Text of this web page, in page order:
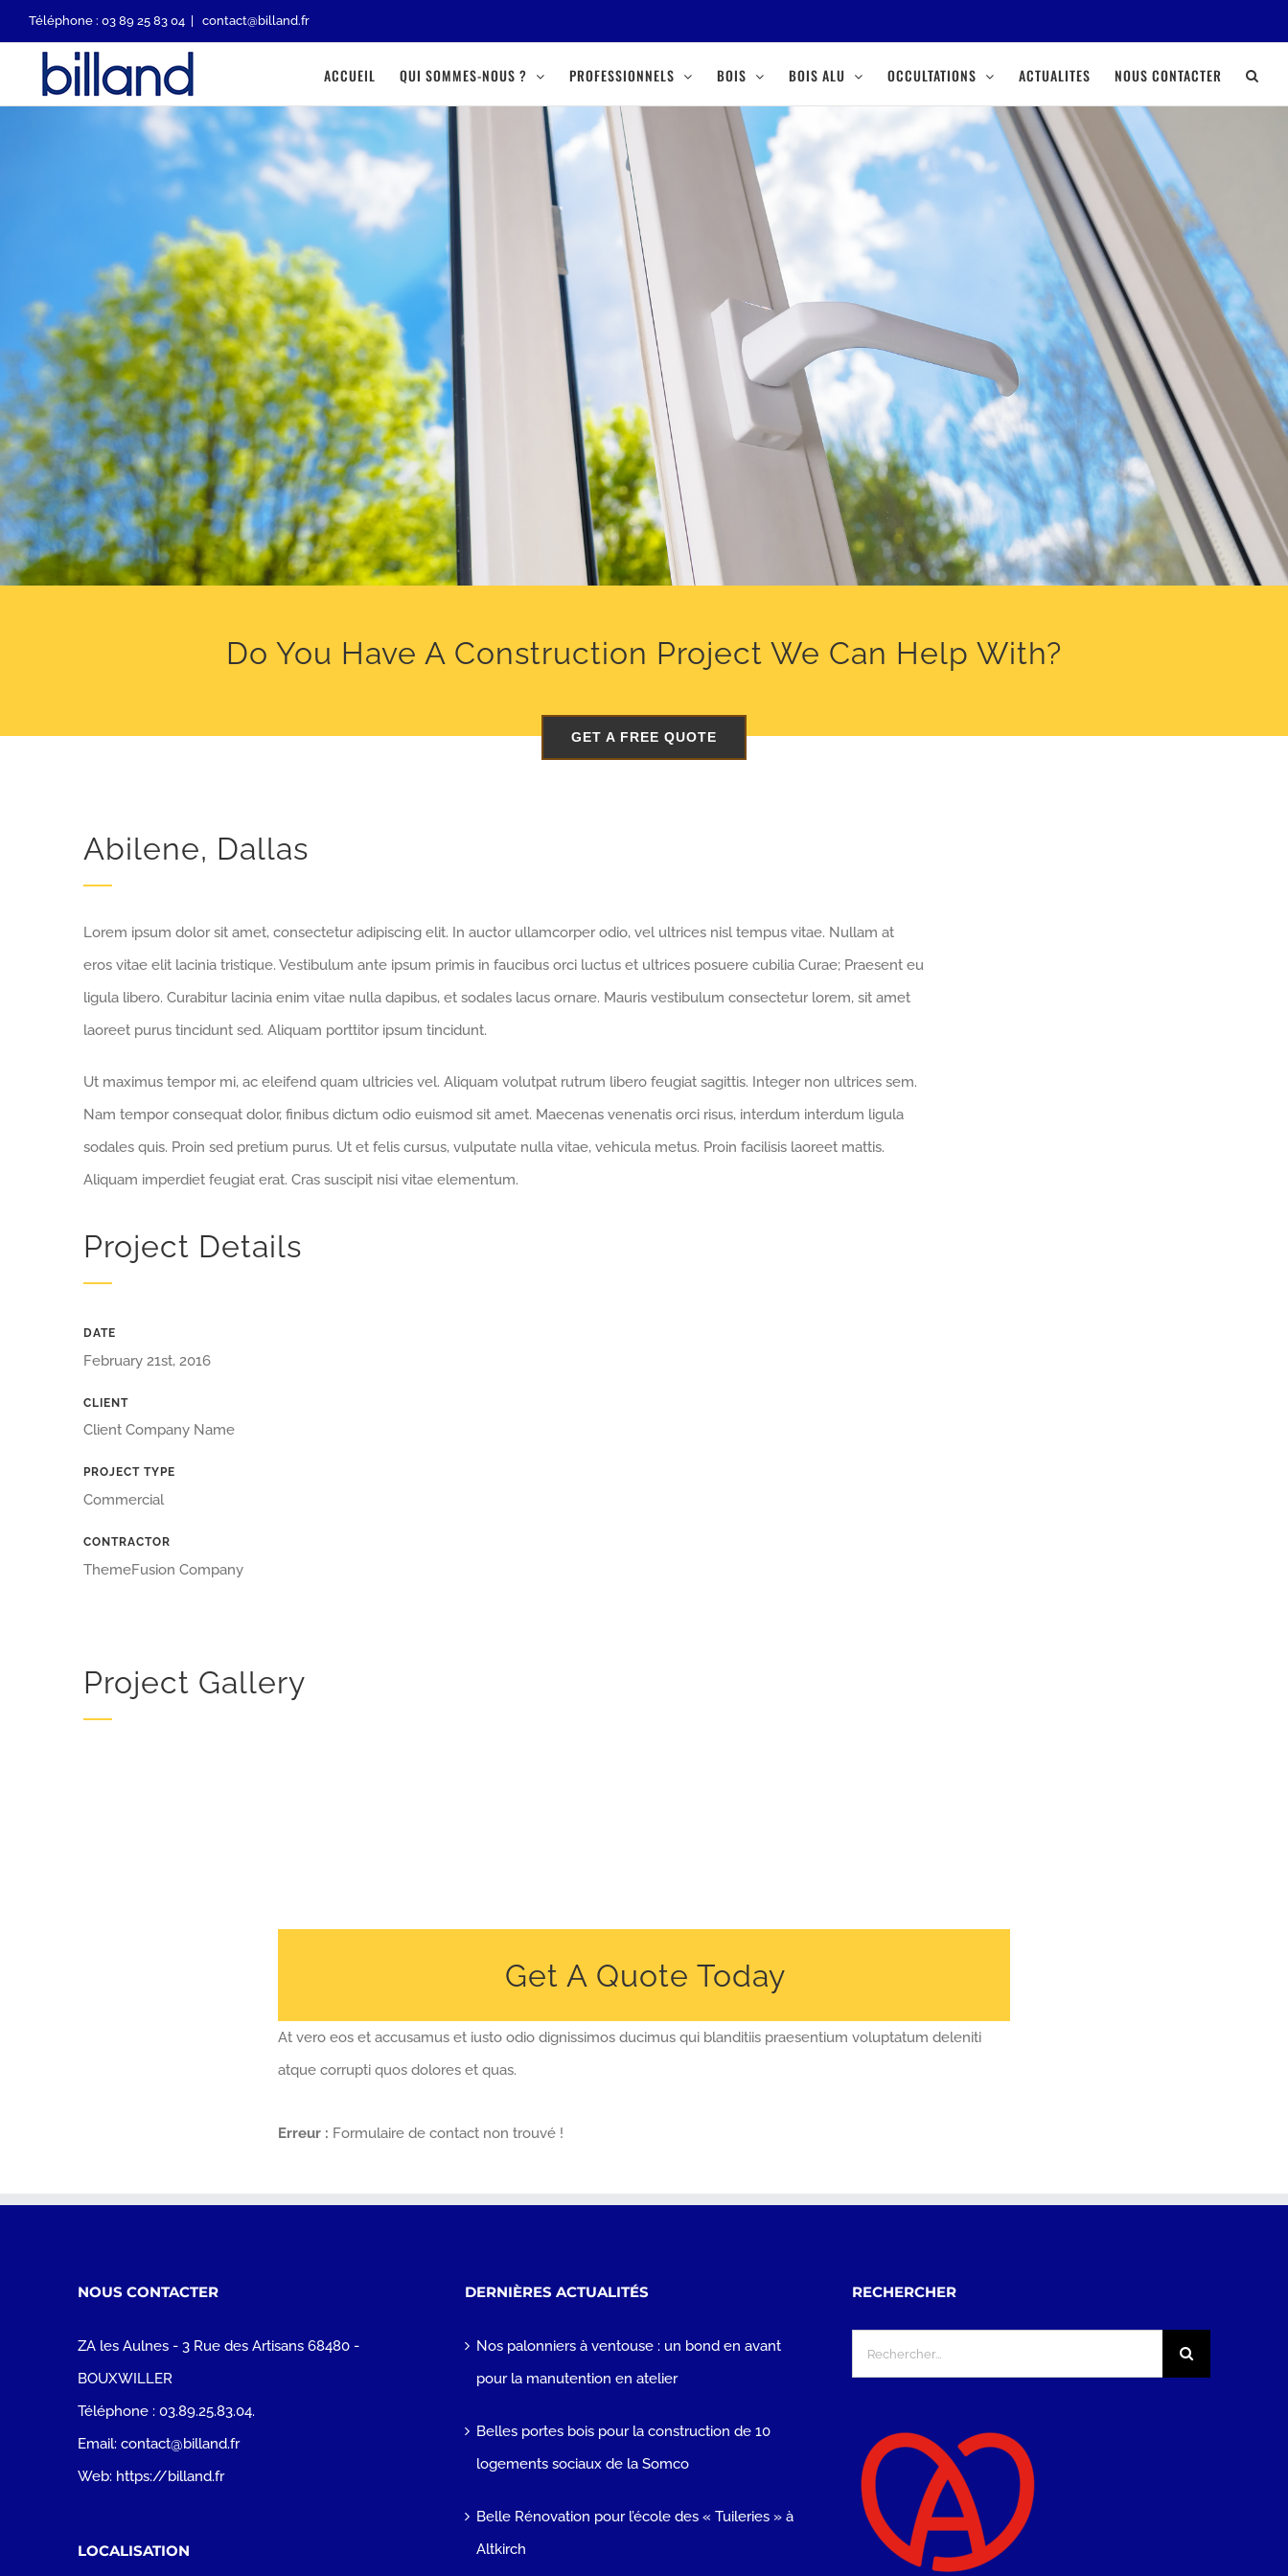
Passer
au
contenu
Téléphone : 03 89 25 83 04 contact@billand.fr
ACCUEIL QUI SOMMES-NOUS ? PROFESSIONNELS BOIS BOIS ALU OCCULTATIONS ACTUALITES NOUS CONTACTER
Do You Have A Construction Project We Can Help With?
GET A FREE QUOTE
Abilene, Dallas
Lorem ipsum dolor sit amet, consectetur adipiscing elit. In auctor ullamcorper odio, vel ultrices nisl tempus vitae. Nullam at
eros vitae elit lacinia tristique. Vestibulum ante ipsum primis in faucibus orci luctus et ultrices posuere cubilia Curae; Praesent eu
ligula libero. Curabitur lacinia enim vitae nulla dapibus, et sodales lacus ornare. Mauris vestibulum consectetur lorem, sit amet
laoreet purus tincidunt sed. Aliquam porttitor ipsum tincidunt.
Ut maximus tempor mi, ac eleifend quam ultricies vel. Aliquam volutpat rutrum libero feugiat sagittis. Integer non ultrices sem.
Nam tempor consequat dolor, finibus dictum odio euismod sit amet. Maecenas venenatis orci risus, interdum interdum ligula
sodales quis. Proin sed pretium purus. Ut et felis cursus, vulputate nulla vitae, vehicula metus. Proin facilisis laoreet mattis.
Aliquam imperdiet feugiat erat. Cras suscipit nisi vitae elementum.
Project Details
DATE
February 21st, 2016
CLIENT
Client Company Name
PROJECT TYPE
Commercial
CONTRACTOR
ThemeFusion Company
Project Gallery
Get A Quote Today
At vero eos et accusamus et iusto odio dignissimos ducimus qui blanditiis praesentium voluptatum deleniti
atque corrupti quos dolores et quas.
Erreur : Formulaire de contact non trouvé !
NOUS CONTACTER
ZA les Aulnes - 3 Rue des Artisans 68480 -
BOUXWILLER
Téléphone :03.89.25.83.04.
Email:contact@billand.fr
Web: https://billand.fr
LOCALISATION
DERNIÈRES ACTUALITÉS
Nos palonniers à ventouse : un bond en avant
pour la manutention en atelier
Belles portes bois pour la construction de 10
logements sociaux de la Somco
Belle Rénovation pour l’école des « Tuileries » à
Altkirch
RECHERCHER
Rechercher: